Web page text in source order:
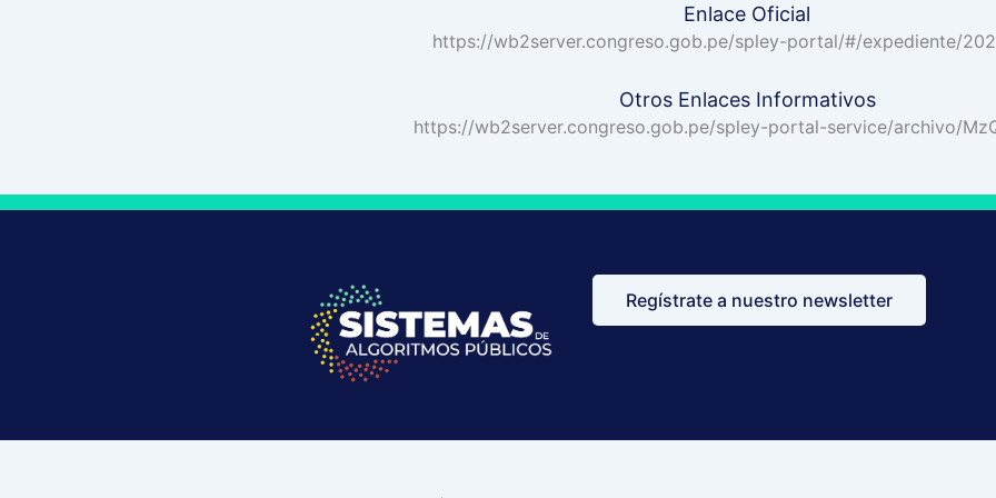
Enlace Oficial
https://wb2server.congreso.gob.pe/spley-portal/#/expediente/
Otros Enlaces Informativos
https://wb2server.congreso.gob.pe/spley-portal-service/archivo/
Regístrate a nuestro newsletter